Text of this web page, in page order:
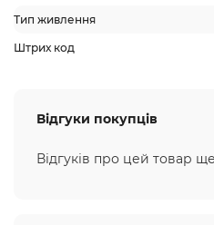
Тип живлення
Штрих код
Відгуки покупців
Відгуків про цей товар